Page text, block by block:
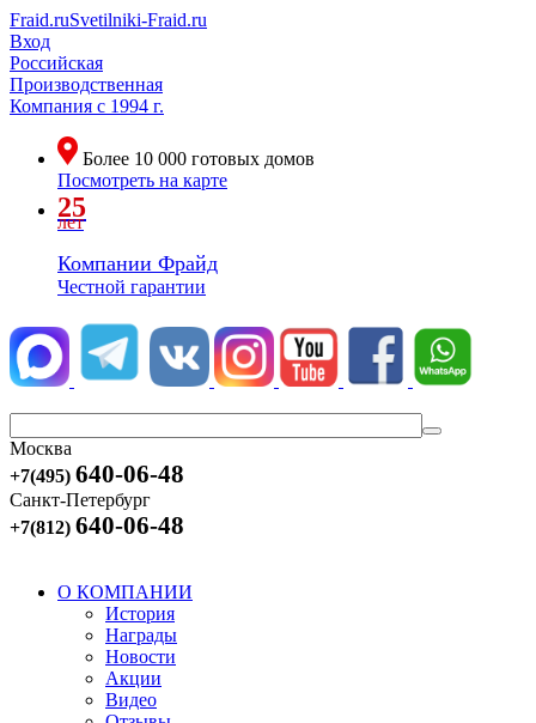
Fraid.ruSvetilniki-Fraid.ru
Вход
Российская
Производственная
Компания с 1994 г.
Более 10 000 готовых домов
Посмотреть на карте
25
лет
Компании Фрайд
Честной гарантии
Москва
+7(495) 640-06-48
Санкт-Петербург
+7(812) 640-06-48
О КОМПАНИИ
История
Награды
Новости
Акции
Видео